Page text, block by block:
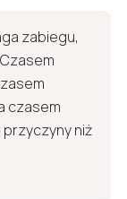
zabiegu,
czasem
niż